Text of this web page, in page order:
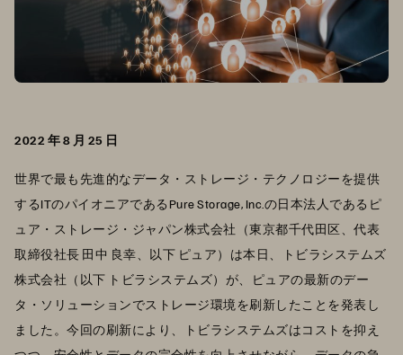
2022 年 8 月 25 日
世界で最も先進的なデータ・ストレージ・テクノロジーを提供
するITのパイオニアであるPure Storage, Inc.の日本法人であるピ
ュア・ストレージ・ジャパン株式会社（東京都千代田区、代表
取締役社長 田中 良幸、以下 ピュア）は本日、トビラシステムズ
株式会社（以下 トビラシステムズ）が、ピュアの最新のデー
タ・ソリューションでストレージ環境を刷新したことを発表し
ました。今回の刷新により、トビラシステムズはコストを抑え